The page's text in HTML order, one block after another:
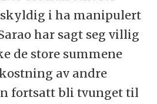
skyldig i ha manipulert
har sagt seg villig
de store summene
av andre
fortsatt bli tvunget til